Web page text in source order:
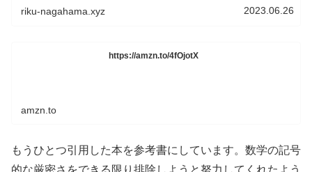
riku-nagahama.xyz 2023.06.26
https://amzn.to/4fOjotX
amzn.to
もうひとつ引用した本を参考書にしています。数学の記号
的な厳密さをできる限り排除しようと努力してくれたよう